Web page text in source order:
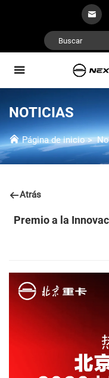
NOTICIAS
Página de inicio>
Atrás
Premio a la